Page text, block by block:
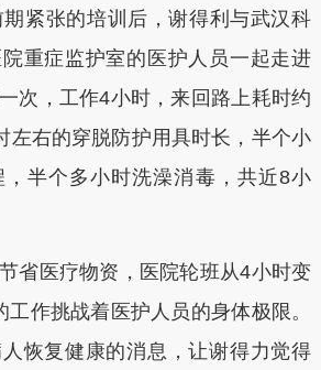
张的培训后，谢得利与武汉科
重症监护室的医护人员一起走进
次，工作4小时，来回路上耗时约
左右的穿脱防护用具时长，半个小
半个多小时洗澡消毒，共近8小
医疗物资，医院轮班从4小时变
作挑战着医护人员的身体极限。
恢复健康的消息，让谢得力觉得